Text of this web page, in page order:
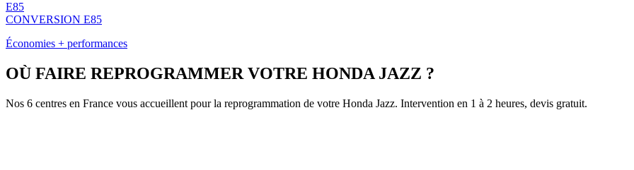
E85
CONVERSION E85
Économies + performances
OÙ FAIRE REPROGRAMMER VOTRE HONDA JAZZ ?
Nos 6 centres en France vous accueillent pour la reprogrammation de votre Honda Jazz. Intervention en 1 à 2 heures, devis gratuit.